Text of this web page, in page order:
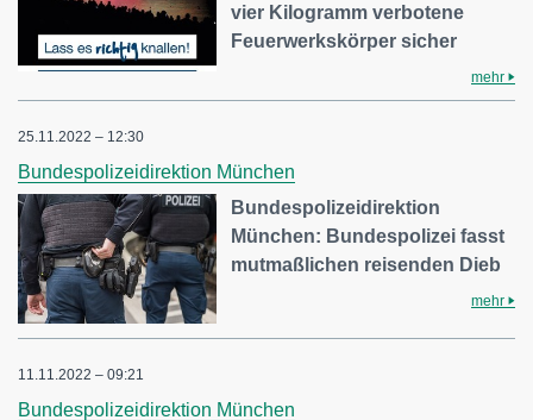
vier Kilogramm verbotene
Feuerwerkskörper sicher
mehr
25.11.2022 – 12:30
Bundespolizeidirektion München
Bundespolizeidirektion
München: Bundespolizei fasst
mutmaßlichen reisenden Dieb
mehr
11.11.2022 – 09:21
Bundespolizeidirektion München